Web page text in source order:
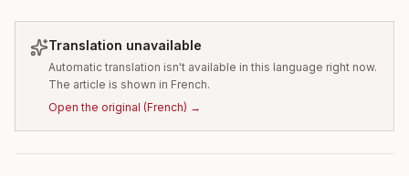
Translation unavailable
Automatic translation isn't available in this language right now.
The article is shown in French.
Open the original (French) →